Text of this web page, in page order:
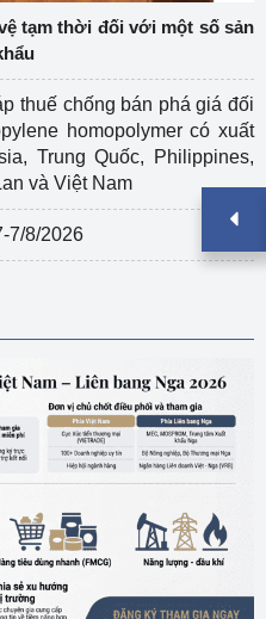
tạm thời đối với một số sản
thuế chống bán phá giá đối
homopolymer có xuất
Trung Quốc, Philippines,
và Việt Nam
7/8/2026